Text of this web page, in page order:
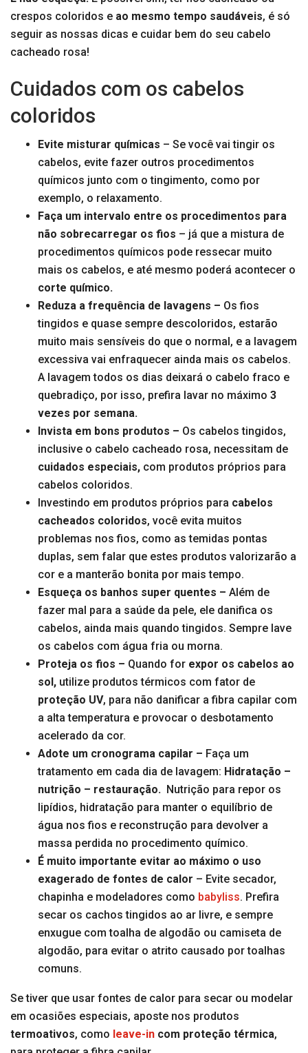
crespos coloridos e ao mesmo tempo saudáveis, é só
seguir as nossas dicas e cuidar bem do seu cabelo
cacheado rosa!
Cuidados com os cabelos
coloridos
Evite misturar químicas – Se você vai tingir os
cabelos, evite fazer outros procedimentos
químicos junto com o tingimento, como por
exemplo, o relaxamento.
Faça um intervalo entre os procedimentos para
não sobrecarregar os fios – já que a mistura de
procedimentos químicos pode ressecar muito
mais os cabelos, e até mesmo poderá acontecer o
corte químico.
Reduza a frequência de lavagens – Os fios
tingidos e quase sempre descoloridos, estarão
muito mais sensíveis do que o normal, e a lavagem
excessiva vai enfraquecer ainda mais os cabelos.
A lavagem todos os dias deixará o cabelo fraco e
quebradiço, por isso, prefira lavar no máximo 3
vezes por semana.
Invista em bons produtos – Os cabelos tingidos,
inclusive o cabelo cacheado rosa, necessitam de
cuidados especiais, com produtos próprios para
cabelos coloridos.
Investindo em produtos próprios para cabelos
cacheados coloridos, você evita muitos
problemas nos fios, como as temidas pontas
duplas, sem falar que estes produtos valorizarão a
cor e a manterão bonita por mais tempo.
Esqueça os banhos super quentes – Além de
fazer mal para a saúde da pele, ele danifica os
cabelos, ainda mais quando tingidos. Sempre lave
os cabelos com água fria ou morna.
Proteja os fios – Quando for expor os cabelos ao
sol, utilize produtos térmicos com fator de
proteção UV, para não danificar a fibra capilar com
a alta temperatura e provocar o desbotamento
acelerado da cor.
Adote um cronograma capilar – Faça um
tratamento em cada dia de lavagem: Hidratação –
nutrição – restauração. Nutrição para repor os
lipídios, hidratação para manter o equilíbrio de
água nos fios e reconstrução para devolver a
massa perdida no procedimento químico.
É muito importante evitar ao máximo o uso
exagerado de fontes de calor – Evite secador,
chapinha e modeladores como babyliss. Prefira
secar os cachos tingidos ao ar livre, e sempre
enxugue com toalha de algodão ou camiseta de
algodão, para evitar o atrito causado por toalhas
comuns.
Se tiver que usar fontes de calor para secar ou modelar
em ocasiões especiais, aposte nos produtos
termoativos, como leave-in com proteção térmica,